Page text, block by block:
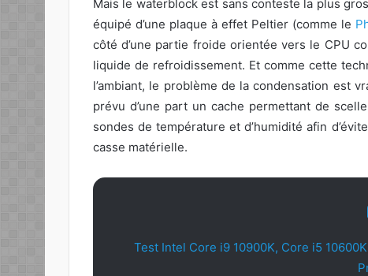
Mais le waterblock est sans conteste la plus
équipé d’une plaque à effet Peltier (comme le
côté d’une partie froide orientée vers le CPU
liquide de refroidissement. Et comme cette
l’ambiant, le problème de la condensation est
prévu d’une part un cache permettant de
sondes de température et d’humidité afin
casse matérielle.
Test Intel Core i9 10900K, Core i5